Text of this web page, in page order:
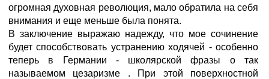
огромная духовная революция, мало обратила на себя
внимания и еще меньше была понята.
В заключение выражаю надежду, что мое сочинение
будет способствовать устранению ходячей - особенно
теперь в Германии - школярской фразы о так
называемом цезаризме . При этой поверхностной